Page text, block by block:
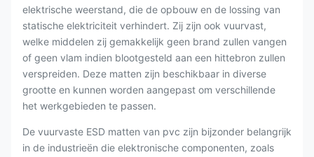
elektrische weerstand, die de opbouw en de lossing van
statische elektriciteit verhindert. Zij zijn ook vuurvast,
welke middelen zij gemakkelijk geen brand zullen vangen
of geen vlam indien blootgesteld aan een hittebron zullen
verspreiden. Deze matten zijn beschikbaar in diverse
grootte en kunnen worden aangepast om verschillende
het werkgebieden te passen.
De vuurvaste ESD matten van pvc zijn bijzonder belangrijk
in de industrieën die elektronische componenten, zoals